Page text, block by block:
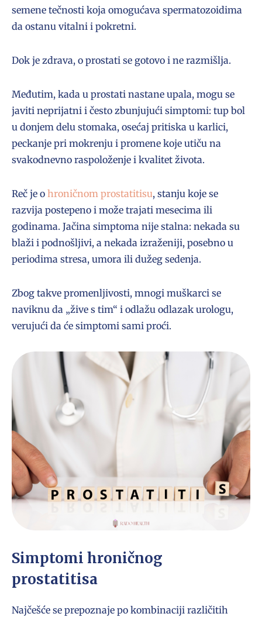
semene tečnosti koja omogućava spermatozoidima
da ostanu vitalni i pokretni.
Dok je zdrava, o prostati se gotovo i ne razmišlja.
Međutim, kada u prostati nastane upala, mogu se
javiti neprijatni i često zbunjujući simptomi: tup bol
u donjem delu stomaka, osećaj pritiska u karlici,
peckanje pri mokrenju i promene koje utiču na
svakodnevno raspoloženje i kvalitet života.
Reč je o hroničnom prostatitisu, stanju koje se
razvija postepeno i može trajati mesecima ili
godinama. Jačina simptoma nije stalna: nekada su
blaži i podnošljivi, a nekada izraženiji, posebno u
periodima stresa, umora ili dužeg sedenja.
Zbog takve promenljivosti, mnogi muškarci se
naviknu da „žive s tim“ i odlažu odlazak urologu,
verujući da će simptomi sami proći.
Simptomi hroničnog
prostatitisa
Najčešće se prepoznaje po kombinaciji različitih